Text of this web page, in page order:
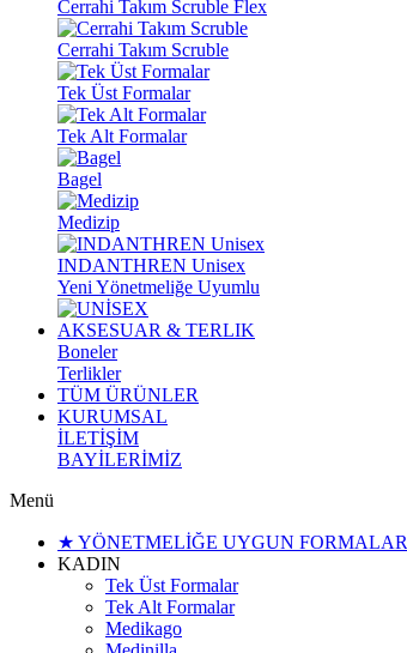
Cerrahi Takım Scruble Flex
Cerrahi Takım Scruble
Tek Üst Formalar
Tek Alt Formalar
Bagel
Medizip
INDANTHREN Unisex
Yeni Yönetmeliğe Uyumlu
AKSESUAR & TERLIK
Boneler
Terlikler
TÜM ÜRÜNLER
KURUMSAL
İLETİŞİM
BAYİLERİMİZ
Menü
★ YÖNETMELİĞE UYGUN FORMALAR
KADIN
Tek Üst Formalar
Tek Alt Formalar
Medikago